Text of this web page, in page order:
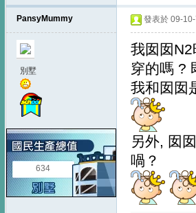
PansyMummy
別墅
634
發表於 09-
我囡囡
穿的嗎 ?
我和囡囡
另外, 囡
喎？